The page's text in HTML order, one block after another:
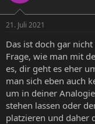
21. Juli 2021
Das ist doch gar
Frage, wie man mit
es, dir geht es eher
man sich eben auch
um in deiner
stehen lassen oder
platzieren und daher